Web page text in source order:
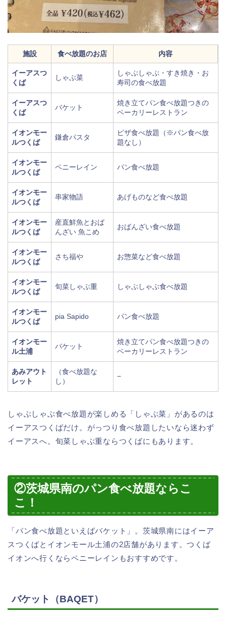
施設 食べ放題のお店 内容
イーアスつ
くば
しゃぶ菜
しゃぶしゃぶ・すき焼き・お
寿司の食べ放題
イーアスつ
くば
バケット
焼き立てパン食べ放題つきの
ベーカリーレストラン
イオンモー
ルつくば
鎌倉パスタ
ピザ食べ放題（※パン食べ放
題なし）
イオンモー
ルつくば
ペニーレイン パン食べ放題
イオンモー
ルつくば
串家物語 あげものなど食べ放題
イオンモー
ルつくば
産直鮮魚とおば
んざい 魚こめ
おばんざい食べ放題
イオンモー
ルつくば
さち福や お惣菜など食べ放題
イオンモー
ルつくば
旬菜しゃぶ重 しゃぶしゃぶ食べ放題
イオンモー
ルつくば
pia Sapido パン食べ放題
イオンモー
ル土浦
バケット
焼き立てパン食べ放題つきの
ベーカリーレストラン
あみアウト
レット
（食べ放題な
し）
−
しゃぶしゃぶ食べ放題が楽しめる「しゃぶ菜」があるのは
イーアスつくばだけ。がっつり食べ放題したいなら迷わず
イーアスへ。旬菜しゃぶ重ならつくばにもあります。
②茨城県南のパン食べ放題ならこ
こ！
「パン食べ放題といえばバケット」。茨城県南にはイーア
スつくばとイオンモール土浦の2店舗があります。つくば
イオンへ行くならペニーレインもおすすめです。
バケット（BAQET）